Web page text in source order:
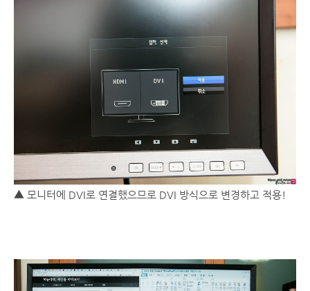
▲ 모니터에 DVI로 연결했으므로 DVI 방식으로 변경하고 적용!